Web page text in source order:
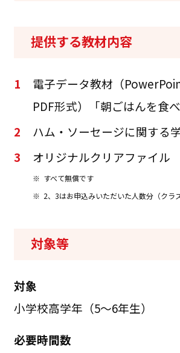
提供する教材内容
1
電子データ教材（
PDF形式）「朝ごはんを食べ
2
ハム・ソーセージに関する
3
オリジナルクリアファイル
※ すべて無償です
※ 2、3はお申込みいただいた人数分（クラ
対象等
対象
小学校高学年（5～6年生）
必要時間数